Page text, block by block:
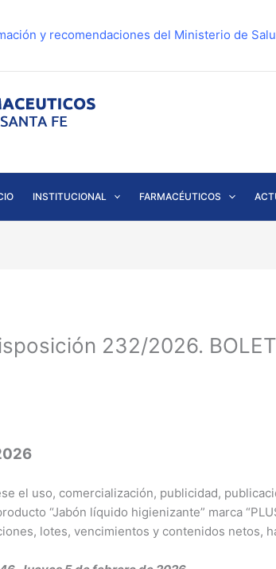
y recomendaciones del Ministerio de
INSTITUCIONAL FARMACÉUTICOS
232/2026.
el uso, comercialización, publicidad,
“Jabón líquido higienizante” marca
lotes, vencimientos y contenidos netos,